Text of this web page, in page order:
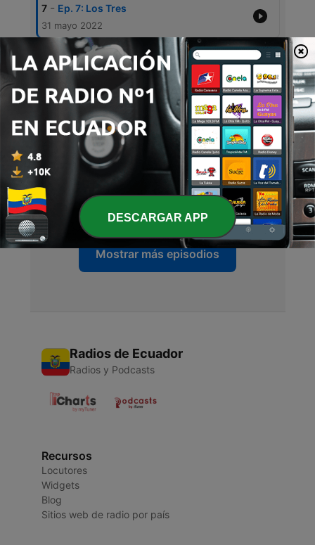
7 - Ep. 7: Los Tres
31 mayo 2022
- Ep. 6: De Saloon
31 mayo 2022
- Ep. 5: Ases Falsos
31 mayo 2022
Ep. 4: Frank’s White Canvas
20 abr. 2022
3
20 abr. 2022
Mostrar más episodios
Radios de Ecuador
Radios y Podcasts
Recursos
Locutores
Widgets
Blog
Sitios web de radio por país
DESCARGAR APP